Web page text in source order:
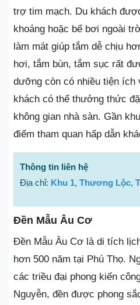
trợ tim mạch. Du khách
khoáng hoặc bể bơi ngoài
làm mát giúp tắm dễ chịu
hơi, tắm bùn, tắm sục rất
dưỡng còn có nhiều tiện
khách có thể thưởng thức
không gian nhà sàn. Gần
điểm tham quan hấp dẫn
Thông tin liên hệ
Địa chỉ: Khu 1, Thương Lộc,
Đền Mẫu Âu Cơ
Đền Mẫu Âu Cơ là di tích
hơn 500 năm tại Phú Thọ.
các triều đại phong kiến
Nguyễn, đền được phong